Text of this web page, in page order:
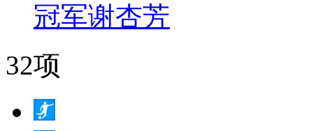
冠军谢杏芳
32项